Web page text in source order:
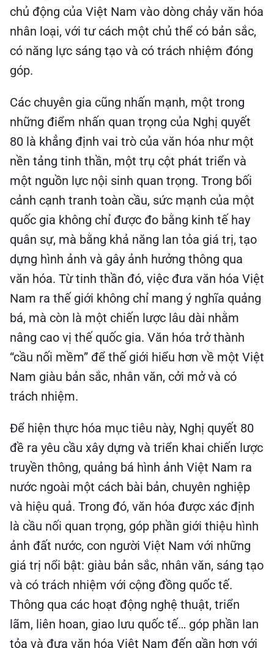
chủ động của Việt Nam vào dòng chảy văn hóa
nhân loại, với tư cách một chủ thể có bản sắc,
có năng lực sáng tạo và có trách nhiệm đóng
góp.
Các chuyên gia cũng nhấn mạnh, một trong
những điểm nhấn quan trọng của Nghị quyết
80 là khẳng định vai trò của văn hóa như một
nền tảng tinh thần, một trụ cột phát triển và
một nguồn lực nội sinh quan trọng. Trong bối
cảnh cạnh tranh toàn cầu, sức mạnh của một
quốc gia không chỉ được đo bằng kinh tế hay
quân sự, mà bằng khả năng lan tỏa giá trị, tạo
dựng hình ảnh và gây ảnh hưởng thông qua
văn hóa. Từ tinh thần đó, việc đưa văn hóa Việt
Nam ra thế giới không chỉ mang ý nghĩa quảng
bá, mà còn là một chiến lược lâu dài nhằm
nâng cao vị thế quốc gia. Văn hóa trở thành
“cầu nối mềm” để thế giới hiểu hơn về một Việt
Nam giàu bản sắc, nhân văn, cởi mở và có
trách nhiệm.
Để hiện thực hóa mục tiêu này, Nghị quyết 80
đề ra yêu cầu xây dựng và triển khai chiến lược
truyền thông, quảng bá hình ảnh Việt Nam ra
nước ngoài một cách bài bản, chuyên nghiệp
và hiệu quả. Trong đó, văn hóa được xác định
là cầu nối quan trọng, góp phần giới thiệu hình
ảnh đất nước, con người Việt Nam với những
giá trị nổi bật: giàu bản sắc, nhân văn, sáng tạo
và có trách nhiệm với cộng đồng quốc tế.
Thông qua các hoạt động nghệ thuật, triển
lãm, liên hoan, giao lưu quốc tế… góp phần lan
tỏa và đưa văn hóa Việt Nam đến gần hơn với